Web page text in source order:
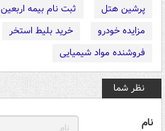
پرشین هتل
ثبت نام بیمه اربعین
مزایده خودرو
خرید بلیط استخر
فروشنده مواد شیمیایی
نظر شما
نام